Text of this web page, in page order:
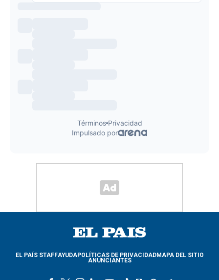
EL PAÍS STAFFAYUDAPOLÍTICAS DE PRIVACIDADMAPA DEL SITIO
ANUNCIANTES